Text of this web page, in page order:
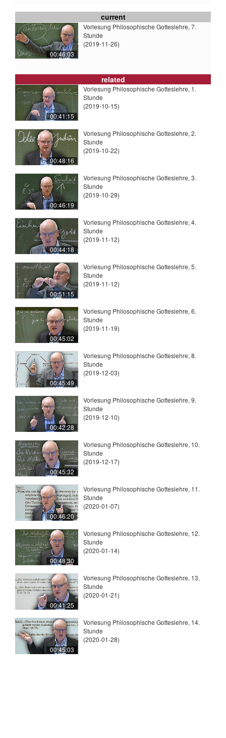
current
00:46:03
Vorlesung Philosophische Gotteslehre, 7.
Stunde
(2019-11-26)
related
00:41:15
Vorlesung Philosophische Gotteslehre, 1.
Stunde
(2019-10-15)
00:48:16
Vorlesung Philosophische Gotteslehre, 2.
Stunde
(2019-10-22)
00:46:19
Vorlesung Philosophische Gotteslehre, 3.
Stunde
(2019-10-29)
00:44:18
Vorlesung Philosophische Gotteslehre, 4.
Stunde
(2019-11-12)
00:51:15
Vorlesung Philosophische Gotteslehre, 5.
Stunde
(2019-11-12)
00:45:02
Vorlesung Philosophische Gotteslehre, 6.
Stunde
(2019-11-19)
00:45:49
Vorlesung Philosophische Gotteslehre, 8.
Stunde
(2019-12-03)
00:42:28
Vorlesung Philosophische Gotteslehre, 9.
Stunde
(2019-12-10)
00:45:32
Vorlesung Philosophische Gotteslehre, 10.
Stunde
(2019-12-17)
00:46:20
Vorlesung Philosophische Gotteslehre, 11.
Stunde
(2020-01-07)
00:48:30
Vorlesung Philosophische Gotteslehre, 12.
Stunde
(2020-01-14)
00:41:25
Vorlesung Philosophische Gotteslehre, 13.
Stunde
(2020-01-21)
00:45:03
Vorlesung Philosophische Gotteslehre, 14.
Stunde
(2020-01-28)